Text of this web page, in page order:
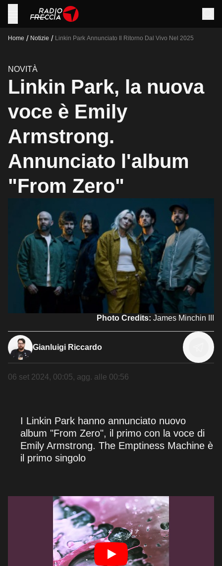
Home / Notizie / Linkin Park Annunciato Il Ritorno Dal Vivo Nel 2025
NOVITÀ
Linkin Park, la nuova
voce è Emily
Armstrong.
Annunciato l'album
"From Zero"
Photo Credits: James Minchin III
Gianluigi Riccardo
06 set 2024, 00:05, agg. alle 00:56
I Linkin Park hanno annunciato nuovo
album "From Zero", il primo con la voce di
Emily Armstrong. The Emptiness Machine è
il primo singolo